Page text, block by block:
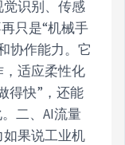
识别、传感
只是“机械手
协作能力。它
适应柔性化
得快”，还能
二、AI流量
果说工业机